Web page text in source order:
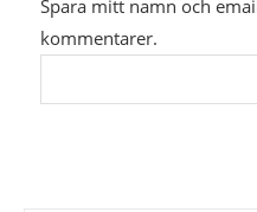
Spara mitt namn och
kommentarer.